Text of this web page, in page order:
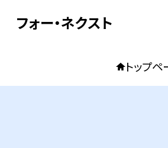
フォー・ネクスト
トップペ